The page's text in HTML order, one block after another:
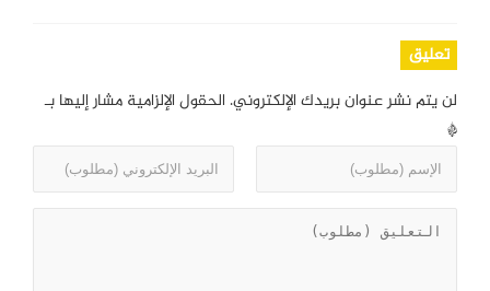
تعليق
لن يتم نشر عنوان بريدك الإلكتروني. الحقول الإلزامية مشار إليها بـ
*